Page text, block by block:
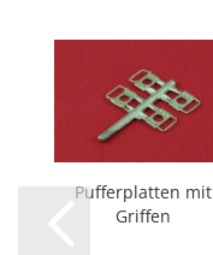
Pufferplatten mit
Griffen